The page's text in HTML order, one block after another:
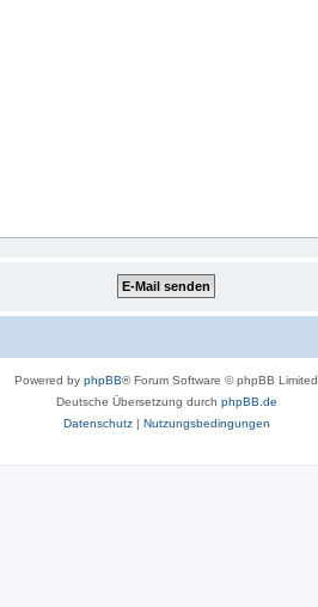
Powered by phpBB® Forum Software © phpBB Limited
Deutsche Übersetzung durch phpBB.de
Datenschutz| Nutzungsbedingungen